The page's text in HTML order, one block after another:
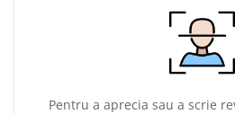
Pentru a aprecia sau a scrie